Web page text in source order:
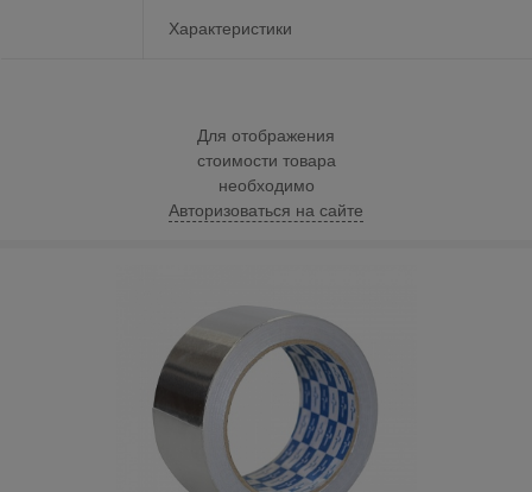
Характеристики
Для отображения
стоимости товара
необходимо
Авторизоваться на сайте